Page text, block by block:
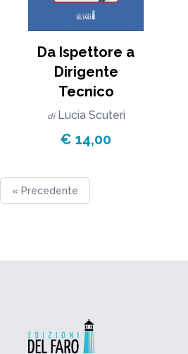
Da Ispettore a
Dirigente
Tecnico
di Lucia Scuteri
€ 14,00
« Precedente